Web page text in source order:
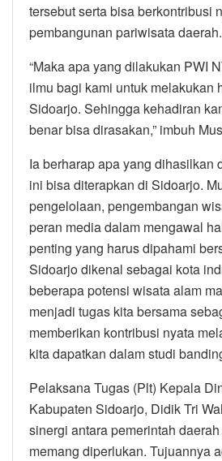
tersebut serta bisa berkontribusi
pembangunan pariwisata daerah.
“Maka apa yang dilakukan PWI
ilmu bagi kami untuk melakukan
Sidoarjo. Sehingga kehadiran
benar bisa dirasakan,” imbuh
Ia berharap apa yang dihasilkan
ini bisa diterapkan di Sidoarjo.
pengelolaan, pengembangan
peran media dalam mengawal
penting yang harus dipahami
Sidoarjo dikenal sebagai kota
beberapa potensi wisata alam
menjadi tugas kita bersama
memberikan kontribusi nyata
kita dapatkan dalam studi
Pelaksana Tugas (Plt) Kepala
Kabupaten Sidoarjo, Didik Tri
sinergi antara pemerintah
memang diperlukan. Tujuannya